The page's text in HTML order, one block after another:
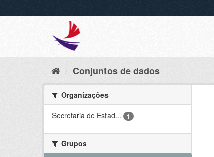
Conjuntos de dados
Organizações
Secretaria de Estad...
1
Grupos